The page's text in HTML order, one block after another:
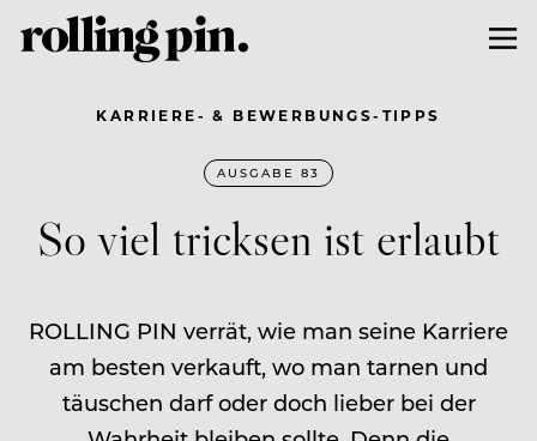
KARRIERE- & BEWERBUNGS-TIPPS
AUSGABE 83
So viel tricksen ist erlaubt
ROLLING PIN verrät, wie man seine Karriere
am besten verkauft, wo man tarnen und
täuschen darf oder doch lieber bei der